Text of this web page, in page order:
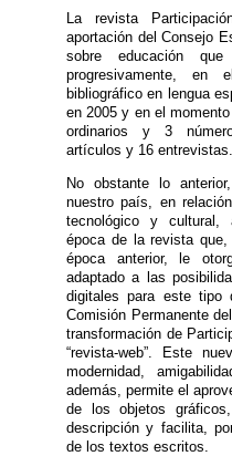
La revista
aportación del Consejo
sobre educación
progresivamente, en
bibliográfico en lengua
en 2005 y en el
ordinarios y 3
artículos y 16 entrevistas.
No obstante lo
nuestro país, en
tecnológico y cultural,
época de la revista
época anterior, le
adaptado a las
digitales para este tipo
Comisión Permanente
transformación de
“revista-web”. Este
modernidad,
además, permite el
de los objetos
descripción y facilita,
de los textos escritos.